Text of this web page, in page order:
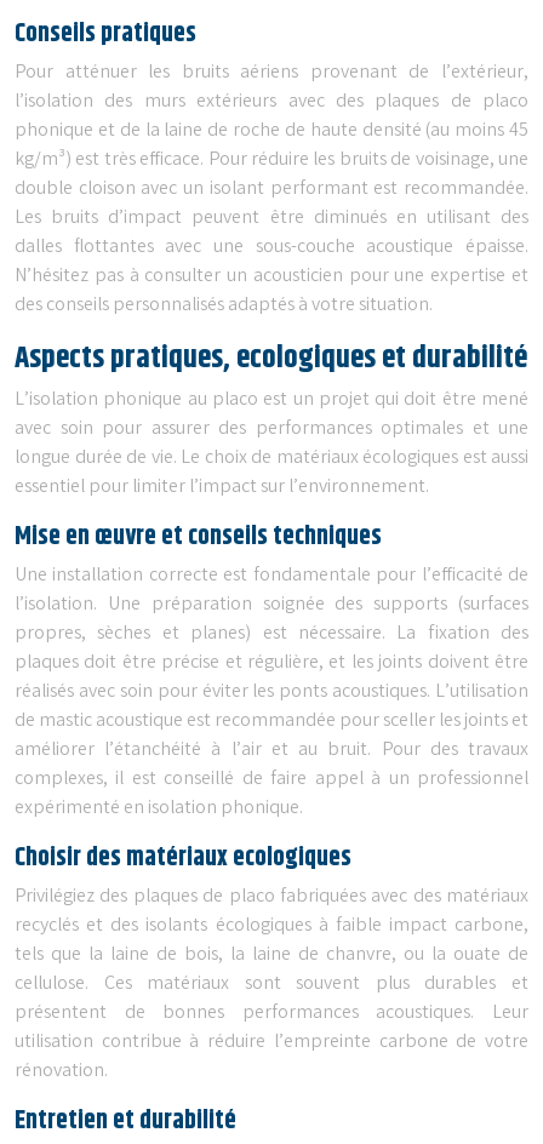
Conseils pratiques
Pour atténuer les bruits aériens provenant de l’extérieur,
l’isolation des murs extérieurs avec des plaques de placo
phonique et de la laine de roche de haute densité (au moins 45
kg/m³) est très efficace. Pour réduire les bruits de voisinage, une
double cloison avec un isolant performant est recommandée.
Les bruits d’impact peuvent être diminués en utilisant des
dalles flottantes avec une sous-couche acoustique épaisse.
N’hésitez pas à consulter un acousticien pour une expertise et
des conseils personnalisés adaptés à votre situation.
Aspects pratiques, ecologiques et durabilité
L’isolation phonique au placo est un projet qui doit être mené
avec soin pour assurer des performances optimales et une
longue durée de vie. Le choix de matériaux écologiques est aussi
essentiel pour limiter l’impact sur l’environnement.
Mise en œuvre et conseils techniques
Une installation correcte est fondamentale pour l’efficacité de
l’isolation. Une préparation soignée des supports (surfaces
propres, sèches et planes) est nécessaire. La fixation des
plaques doit être précise et régulière, et les joints doivent être
réalisés avec soin pour éviter les ponts acoustiques. L’utilisation
de mastic acoustique est recommandée pour sceller les joints et
améliorer l’étanchéité à l’air et au bruit. Pour des travaux
complexes, il est conseillé de faire appel à un professionnel
expérimenté en isolation phonique.
Choisir des matériaux ecologiques
Privilégiez des plaques de placo fabriquées avec des matériaux
recyclés et des isolants écologiques à faible impact carbone,
tels que la laine de bois, la laine de chanvre, ou la ouate de
cellulose. Ces matériaux sont souvent plus durables et
présentent de bonnes performances acoustiques. Leur
utilisation contribue à réduire l’empreinte carbone de votre
rénovation.
Entretien et durabilité